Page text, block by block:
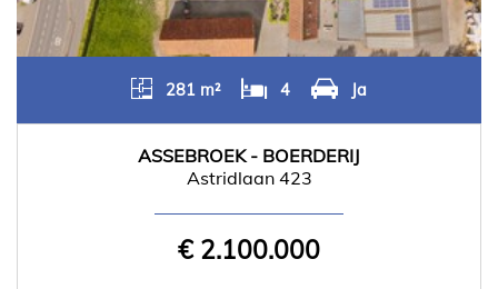
281 m² 4 Ja
ASSEBROEK - BOERDERIJ
Astridlaan 423
€ 2.100.000